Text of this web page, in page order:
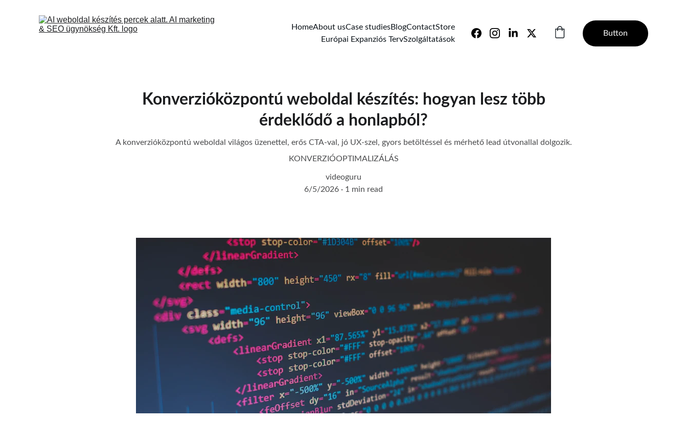
HomeAbout usCase studiesBlogContactStore
Európai Expanziós TervSzolgáltatások
Button
Konverzióközpontú weboldal készítés: hogyan lesz több
érdeklődő a honlapból?
A konverzióközpontú weboldal világos üzenettel, erős CTA-val, jó UX-szel, gyors betöltéssel és mérhető lead útvonallal dolgozik.
KONVERZIÓOPTIMALIZÁLÁS
videoguru
6/5/2026
1 min read